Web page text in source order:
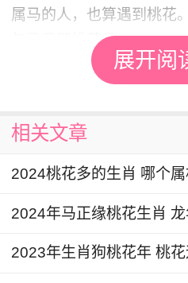
属马的人，也算遇到桃花
午马月即桃花月。
属虎、马、狗的人，凡
属兔的人，也算遇到桃花
时，即命带桃花；假如不
属鸡的人，也算遇到桃花
展开阅
相关文章
2024桃花多的生肖 哪个
2024年马正缘桃花生肖
2023年生肖狗桃花年 桃